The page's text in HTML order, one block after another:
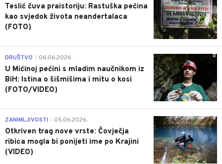
Teslić čuva praistoriju: Rastuška pećina
kao svjedok života neandertalaca
(FOTO)
0
DRUŠTVO 06.06.2026.
U Mićinoj pećini s mladim naučnikom iz
BiH: Istina o šišmišima i mitu o kosi
(FOTO/VIDEO)
0
ZANIMLJIVOSTI 05.06.2026.
Otkriven trag nove vrste: Čovječja
ribica mogla bi ponijeti ime po Krajini
(VIDEO)